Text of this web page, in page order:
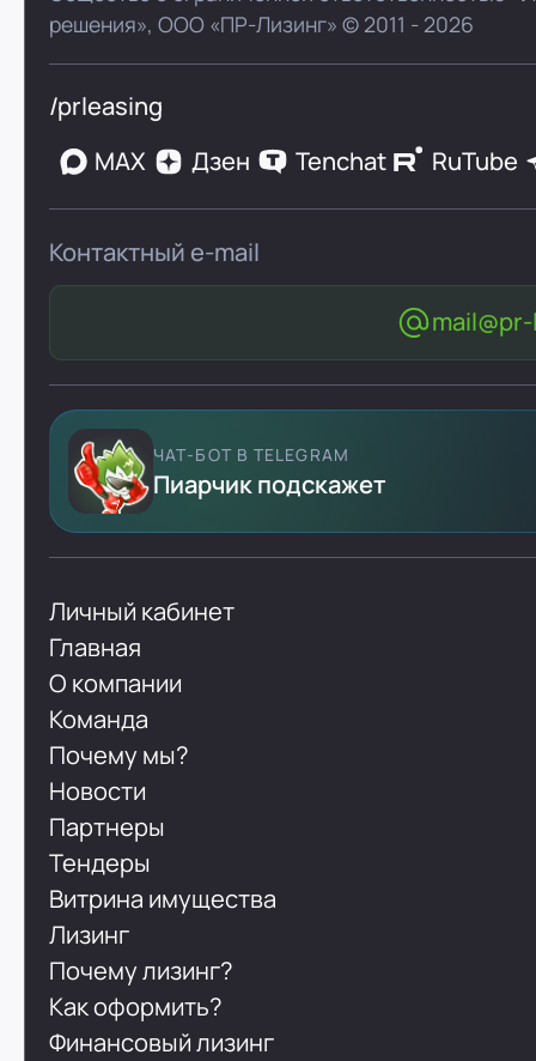
решения»,ООО «ПР-Лизинг» © 2011 - 2026
/prleasing
MAX
Дзен Tenchat RuTube
Контактный e-mail
ЧАТ-БОТ В TELEGRAM
Пиарчик подскажет
Личный кабинет
Главная
О компании
Команда
Почему мы?
Новости
Партнеры
Тендеры
Витрина имущества
Лизинг
Почему лизинг?
Как оформить?
Финансовый лизинг